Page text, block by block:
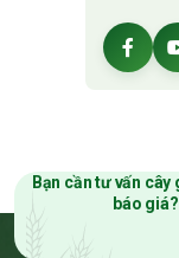
Bạn cần tư vấn
báo giá?